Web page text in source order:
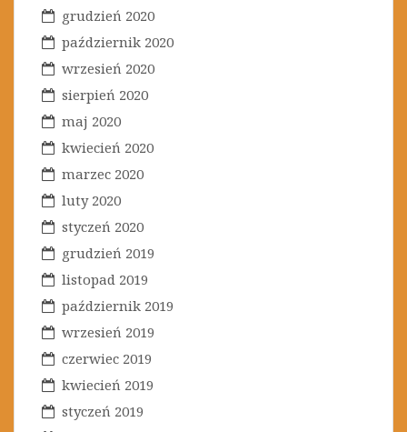
grudzień 2020
październik 2020
wrzesień 2020
sierpień 2020
maj 2020
kwiecień 2020
marzec 2020
luty 2020
styczeń 2020
grudzień 2019
listopad 2019
październik 2019
wrzesień 2019
czerwiec 2019
kwiecień 2019
styczeń 2019